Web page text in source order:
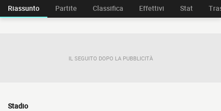
Riassunto Partite Classifica Effettivi Stat
IL SEGUITO DOPO LA PUBBLICITÀ
Stadio